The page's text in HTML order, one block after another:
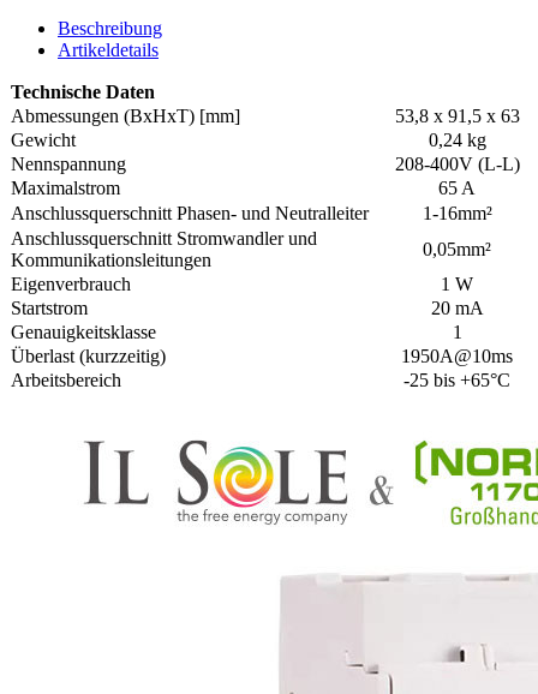
Beschreibung
Artikeldetails
Technische Daten
Abmessungen (BxHxT) [mm]
53,8 x 91,5 x 63
Gewicht
0,24 kg
Nennspannung
208-400V (L-L)
Maximalstrom
65 A
Anschlussquerschnitt Phasen- und Neutralleiter
1-16mm²
Anschlussquerschnitt Stromwandler und
Kommunikationsleitungen
0,05mm²
Eigenverbrauch
1 W
Startstrom
20 mA
Genauigkeitsklasse
1
Überlast (kurzzeitig)
1950A@10ms
Arbeitsbereich
-25 bis +65°C